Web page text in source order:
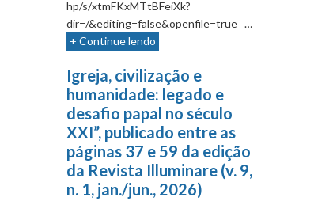
hp/s/xtmFKxMTtBFeiXk?
dir=/&editing=false&openfile=true …
+ Continue lendo
Igreja, civilização e
humanidade: legado e
desafio papal no século
XXI”, publicado entre as
páginas 37 e 59 da edição
da Revista Illuminare (v. 9,
n. 1, jan./jun., 2026)